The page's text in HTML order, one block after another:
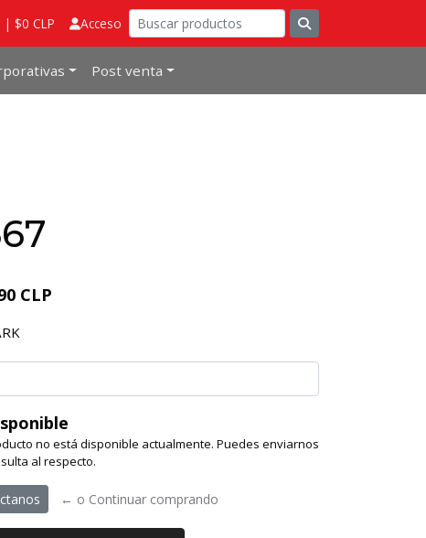
| $0 CLP Acceso
Post venta
CLP
no está disponible actualmente. Puedes enviarnos
al respecto.
← o Continuar comprando